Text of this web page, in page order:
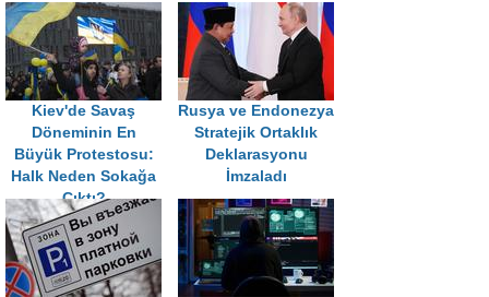
Kiev'de Savaş
Döneminin En
Büyük Protestosu:
Halk Neden Sokağa
Çıktı?
Rusya ve Endonezya
Stratejik Ortaklık
Deklarasyonu
İmzaladı